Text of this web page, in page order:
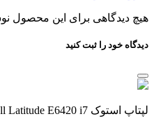
هیچ دیدگاهی برای این محصول
دیدگاه خود را ثبت کنید
لپتاپ استوک Dell Latitude E6420 i7 نسل ۲